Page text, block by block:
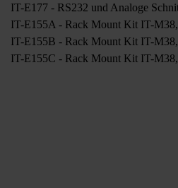
IT-E177 - RS232 und Analoge
IT-E155A - Rack Mount Kit IT-
IT-E155B - Rack Mount Kit IT-
IT-E155C - Rack Mount Kit IT-